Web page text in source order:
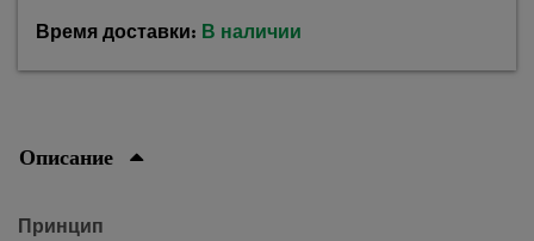
Время доставки: В наличии
Описание
Принцип